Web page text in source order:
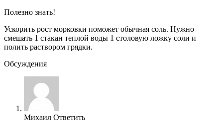
Полезно знать!
Ускорить рост морковки поможет обычная соль. Нужно
смешать 1 стакан теплой воды 1 столовую ложку соли и
полить раствором грядки.
Обсуждения
Михаил Ответить